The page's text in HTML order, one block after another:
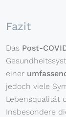
Fazit
Das Post-
einer
jedoch viele
Lebensqualität
Insbesondere